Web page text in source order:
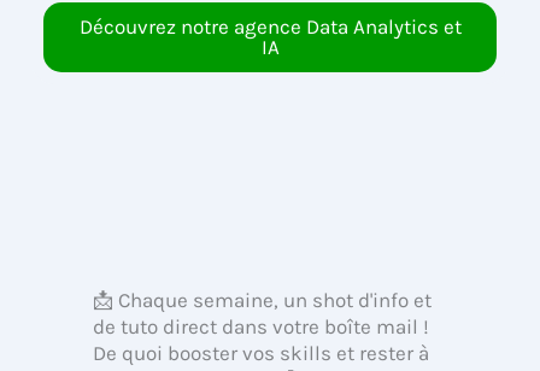
Découvrez notre agence Data Analytics et
IA
📩 Chaque semaine, un shot d'info et
de tuto direct dans votre boîte mail !
De quoi booster vos skills et rester à